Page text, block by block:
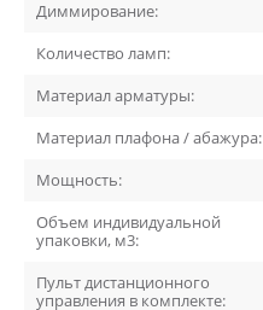
Диммирование:
Количество ламп:
Материал арматуры:
Материал плафона / абажура:
Мощность:
Объем индивидуальной
упаковки, м3:
Пульт дистанционного
управления в комплекте: